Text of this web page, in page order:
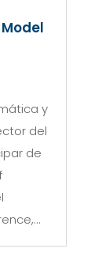
y
del
de